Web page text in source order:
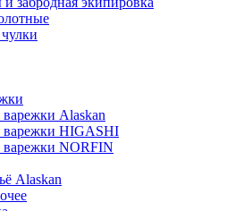
Alaskan
варежки HIGASHI
варежки NORFIN
Alaskan